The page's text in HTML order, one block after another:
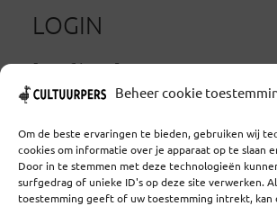
Beheer cookie
Om de beste ervaringen te bieden, gebruiken wij
cookies om informatie over je apparaat op te slaan
Door in te stemmen met deze technologieën
surfgedrag of unieke ID's op deze site verwerken.
toestemming geeft of uw toestemming intrekt, kan
LOGIN
[wpuf-login]
Coöperatief Cultureel Persbureau U.A. |
3524KS Utrecht | KvK: 55573592 |Btw:
NL851769731B01 | Bank: NL92 TRIO